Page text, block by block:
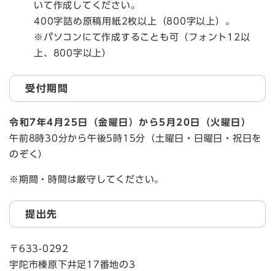
いて作成してください。
400字詰め原稿用紙2枚以上（800字以上）。
※パソコンにて作成することも可（フォント12以
上、800字以上）
受付期間
令和7年4月25日（金曜日）から5月20日（火曜日）
午前8時30分から午後5時15分（土曜日・日曜日・祝日を
のぞく）
※期間・時間は厳守してください。
提出先
〒633-0292
宇陀市榛原下井足17番地の3